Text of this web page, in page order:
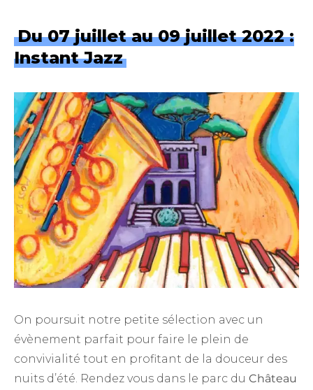
Du 07 juillet au 09 juillet 2022 :
Instant Jazz
On poursuit notre petite sélection avec un
évènement parfait pour faire le plein de
convivialité tout en profitant de la douceur des
nuits d’été. Rendez vous dans le parc du Château